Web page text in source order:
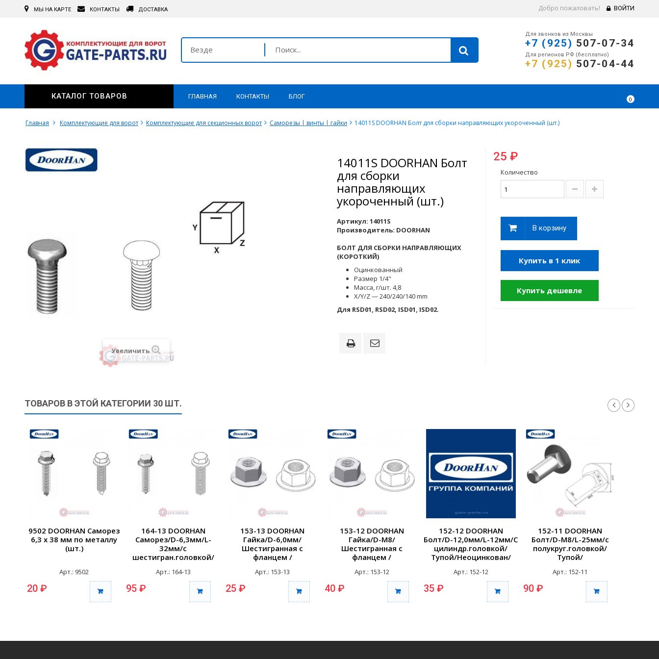
Добро пожаловать! ВОЙТИ
МЫ НА КАРТЕ КОНТАКТЫ ДОСТАВКА
Везде
Для звонков из Москвы
+7 (925) 507-07-34
Для регионов РФ (бесплатно)
+7 (925) 507-04-44
0
ГЛАВНАЯ КОНТАКТЫ БЛОГ
КАТАЛОГ ТОВАРОВ
Главная Комплектующие для ворот Комплектующие для секционных ворот Саморезы | винты | гайки 14011S DOORHAN Болт для сборки направляющих укороченный (шт.)
Увеличить
14011S DOORHAN Болт
для сборки
направляющих
укороченный (шт.)
Артикул: 14011S
Производитель: DOORHAN
БОЛТ ДЛЯ СБОРКИ НАПРАВЛЯЮЩИХ
(КОРОТКИЙ)
Оцинкованный
Размер 1/4"
Масса, г/шт. 4,8
X/Y/Z — 240/240/140 mm
Для RSD01, RSD02, ISD01, ISD02.
25 ₽
Количество
В корзину
Купить в 1 клик
Купить дешевле
ТОВАРОВ В ЭТОЙ КАТЕГОРИИ 30 ШТ.
9502 DOORHAN Саморез
6,3 х 38 мм по металлу
(шт.)
Арт.: 9502
20 ₽
164-13 DOORHAN
Саморез/D-6,3мм/L-
32мм/с
шестигран.головкой/
Оксидированный
Арт.: 164-13
95 ₽
153-13 DOORHAN
Гайка/D-6,0мм/
Шестигранная с
фланцем /
Нержавеющая сталь
Арт.: 153-13
25 ₽
153-12 DOORHAN
Гайка/D-М8/
Шестигранная с
фланцем /
Нержавеющая сталь
Арт.: 153-12
40 ₽
152-12 DOORHAN
Болт/D-12,0мм/L-12мм/С
цилиндр.головкой/
Тупой/Неоцинкован/
резьбы...
Арт.: 152-12
35 ₽
152-11 DOORHAN
Болт/D-М8/L-25мм/с
полукруг.головкой/
Тупой/
Неполнорезьб./шаг
резьбы...
Арт.: 152-11
90 ₽